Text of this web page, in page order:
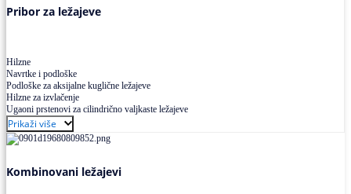
Pribor za ležajeve
Hilzne
Navrtke i podloške
Podloške za aksijalne kuglične ležajeve
Hilzne za izvlačenje
Ugaoni prstenovi za cilindrično valjkaste ležajeve
Prikaži više
Kombinovani ležajevi